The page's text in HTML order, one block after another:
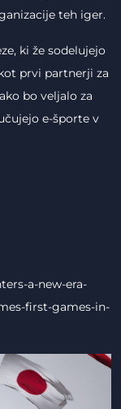
teh iger.
ki že sodelujejo
prvi partnerji za
bo veljalo za
e-športe v
a-new-era-
first-games-in-